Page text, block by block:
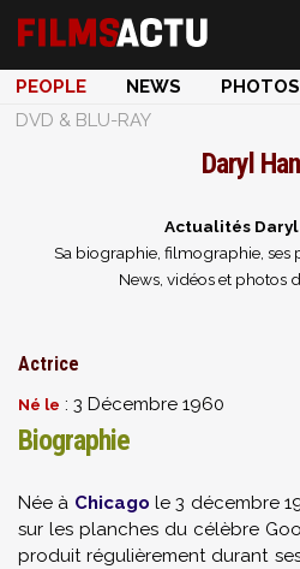
PEOPLE NEWS PHOTOS
DVD & BLU-RAY
Daryl
Actualités
Sa biographie, filmographie, ses
News, vidéos et photos
Actrice
Né le : 3 Décembre 1960
Biographie
Née à Chicago le 3 décembre
sur les planches du célèbre
produit régulièrement durant